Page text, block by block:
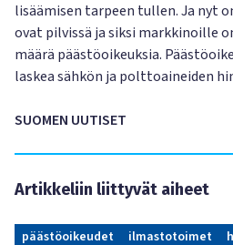
lisäämisen tarpeen tullen. Ja nyt
ovat pilvissä ja siksi markkinoille
määrä päästöoikeuksia.
laskea sähkön ja polttoaineiden
SUOMEN UUTISET
Artikkeliin liittyvät aiheet
päästöoikeudet ilmastotoimet